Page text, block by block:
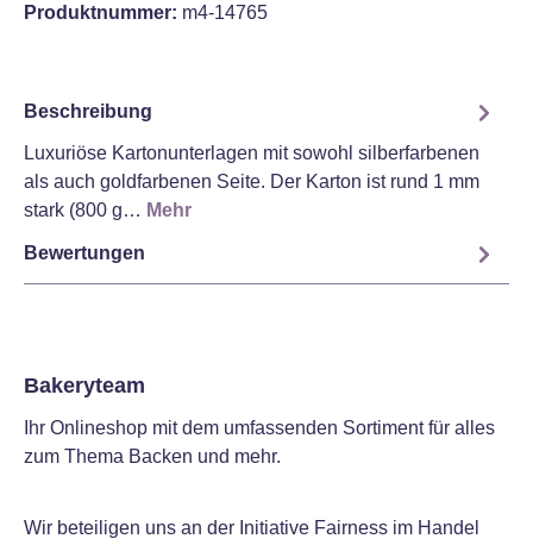
Produktnummer: m4-14765
Beschreibung
Luxuriöse Kartonunterlagen mit sowohl silberfarbenen
als auch goldfarbenen Seite. Der Karton ist rund 1 mm
stark (800 g… Mehr
Bewertungen
Bakeryteam
Ihr Onlineshop mit dem umfassenden Sortiment für alles
zum Thema Backen und mehr.
Wir beteiligen uns an der Initiative Fairness im Handel